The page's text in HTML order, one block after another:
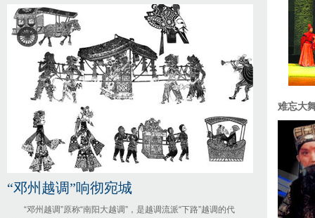
“邓州越调”响彻宛城
“邓州越调”原称“南阳大越调”，是越调流派“下路”越调的代
难忘大